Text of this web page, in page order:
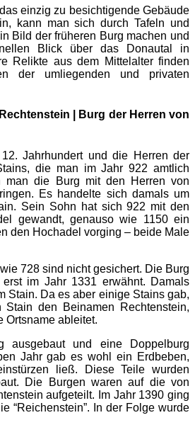
einzig zu besichtigende Gebäude
kann man sich durch Tafeln und
Bild der früheren Burg machen und
Blick über das Donautal in
Relikte aus dem Mittelalter finden
der umliegenden und privaten
| Burg der Herren von
Jahrhundert und die Herren der
die man im Jahr 922 amtlich
man die Burg mit den Herren von
Es handelte sich damals um
Sein Sohn hat sich 922 mit den
gewandt, genauso wie 1150 ein
den Hochadel vorging – beide Male
728 sind nicht gesichert. Die Burg
im Jahr 1331 erwähnt. Damals
Stain. Da es aber einige Stains gab,
den Beinamen Rechtenstein,
Ortsname ableitet.
ausgebaut und eine Doppelburg
Jahr gab es wohl ein Erdbeben,
ließ. Diese Teile wurden
Die Burgen waren auf die von
aufgeteilt. Im Jahr 1390 ging
“Reichenstein”. In der Folge wurde